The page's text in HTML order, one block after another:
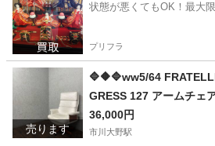
状態が悪くてもOK！最大
プリフラ
売ります
🔷🔶🔷ww5/64
GRESS 127 アームチェ
特注 希少 ヴィンテージ
歓迎◎🔷🔶🔷
36,000円
市川大野駅